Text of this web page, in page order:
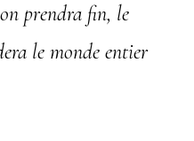
prendra fin, le
le monde entier